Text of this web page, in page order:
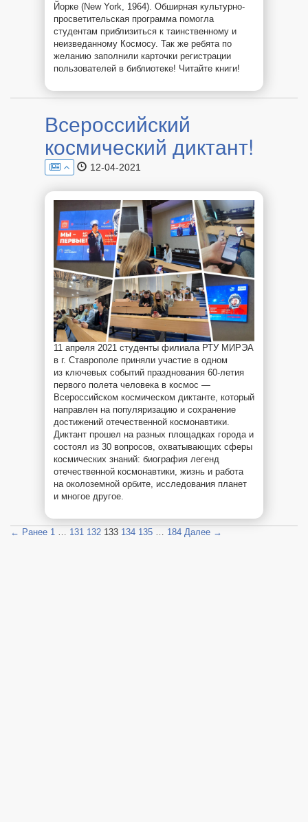
Йорке (New York, 1964). Обширная культурно-
просветительская программа помогла
студентам приблизиться к таинственному и
неизведанному Космосу. Так же ребята по
желанию заполнили карточки регистрации
пользователей в библиотеке! Читайте книги!
Всероссийский
космический диктант!
12-04-2021
11 апреля 2021 студенты филиала РТУ МИРЭА
в г. Ставрополе приняли участие в одном
из ключевых событий празднования 60-летия
первого полета человека в космос —
Всероссийском космическом диктанте, который
направлен на популяризацию и сохранение
достижений отечественной космонавтики.
Диктант прошел на разных площадках города и
состоял из 30 вопросов, охватывающих сферы
космических знаний: биография легенд
отечественной космонавтики, жизнь и работа
на околоземной орбите, исследования планет
и многое другое.
← Ранее 1 … 131 132 133 134 135 … 184 Далее →